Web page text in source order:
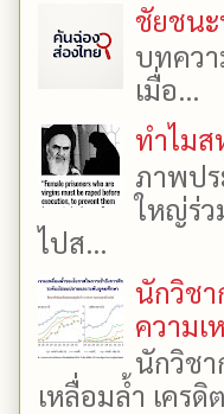
ชัยชนะ
บทควา
เมื่อ...
ทำไมส
ภาพปร
ใหญ่ร่ว
ไปส...
นักวิชา
ความเ
นักวิชา
เหลื่อมล้ำ เคร